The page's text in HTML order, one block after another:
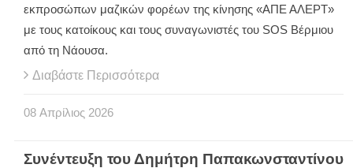
εκπροσώπων μαζικών φορέων της κίνησης «ΑΠΕ ΑΛΕΡΤ»
με τους κατοίκους και τους συναγωνιστές του SOS Βέρμιου
από τη Νάουσα.
Διαβάστε Περισσότερα
08 Απρίλιος 2026
Συνέντευξη του Δημήτρη Παπακωνσταντίνου